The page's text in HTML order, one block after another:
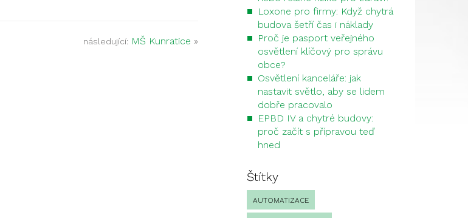
následující: MŠ Kunratice »
Loxone pro firmy: Když chytrá
budova šetří čas i náklady
Proč je pasport veřejného
osvětlení klíčový pro správu
obce?
Osvětlení kanceláře: jak
nastavit světlo, aby se lidem
dobře pracovalo
EPBD IV a chytré budovy:
proč začít s přípravou teď
hned
Štítky
AUTOMATIZACE